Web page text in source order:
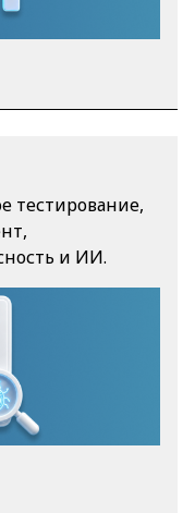
тестирование,
и ИИ.